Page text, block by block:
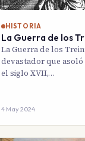
HISTORIA
La Guerra de los
La Guerra de los
devastador que
el siglo XVII,…
4 May 2024